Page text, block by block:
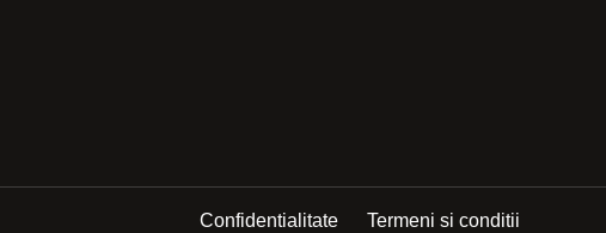
Confidentialitate Termeni si conditii